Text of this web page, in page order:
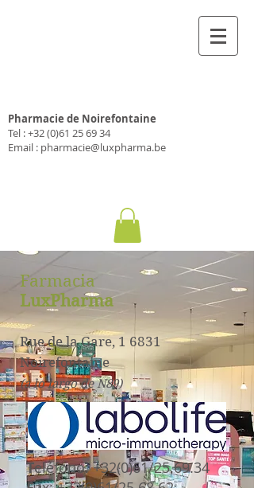
Pharmacie de Noirefontaine
Tel :+32 (0)61 25 69 34
Email : pharmacie@luxpharma.be
Farmacia
LuxPharma
Rue de la Gare, 1 6831
Noirefontaine
(a lo largo de N89)
Teléfono: +32(0)61/25.69.34